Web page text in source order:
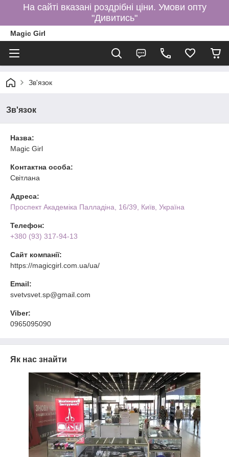
На сайті вказані роздрібні ціни. Умови опту
"Дивитись"
Magic Girl
Зв'язок
Зв'язок
Назва:
Magic Girl
Контактна особа:
Світлана
Адреса:
Проспект Академіка Палладіна, 16/39, Київ, Україна
Телефон:
+380 (93) 317-94-13
Сайт компанії:
https://magicgirl.com.ua/ua/
Email:
svetvsvet.sp@gmail.com
Viber:
0965095090
Як нас знайти